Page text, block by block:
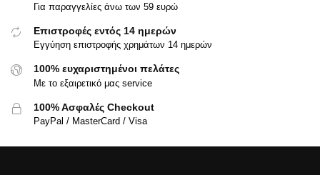
Για παραγγελίες άνω των 59 ευρώ
Επιστροφές εντός 14 ημερών
Εγγύηση επιστροφής χρημάτων 14 ημερών
100% ευχαριστημένοι πελάτες
Με το εξαιρετικό μας service
100% Ασφαλές Checkout
PayPal / MasterCard / Visa